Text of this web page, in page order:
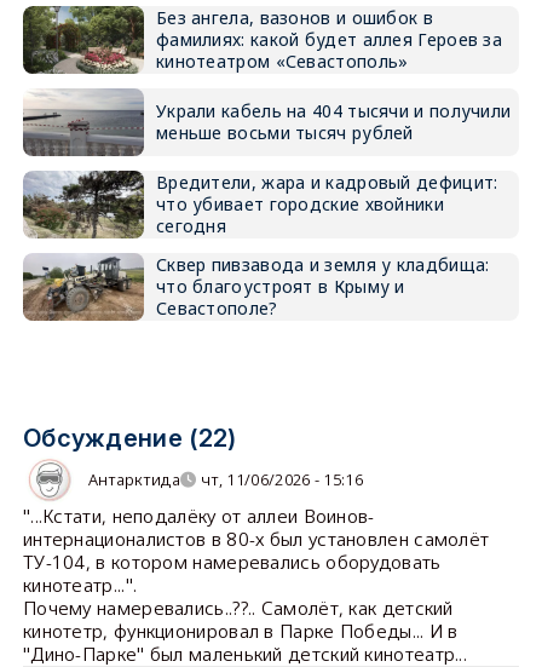
Без ангела, вазонов и ошибок в
фамилиях: какой будет аллея Героев за
кинотеатром «Севастополь»
Украли кабель на 404 тысячи и получили
меньше восьми тысяч рублей
Вредители, жара и кадровый дефицит:
что убивает городские хвойники
сегодня
Сквер пивзавода и земля у кладбища:
что благоустроят в Крыму и
Севастополе?
Обсуждение (22)
Антарктида чт, 11/06/2026 - 15:16
"...Кстати, неподалёку от аллеи Воинов-
интернационалистов в 80-х был установлен самолёт
ТУ-104, в котором намеревались оборудовать
кинотеатр...".
Почему намеревались..??.. Самолёт, как детский
кинотетр, функционировал в Парке Победы... И в
"Дино-Парке" был маленький детский кинотеатр...